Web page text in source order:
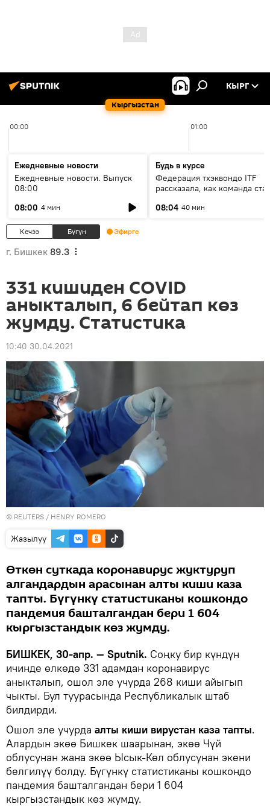
Кыргызстан
КЫРГ
00:00 01:00
Ежедневные новости
Ежедневные новости. Выпуск
08:00
08:00 4 мин
Будь в курсе
Федерация тхэквондо ITF
рассказала, как команда
08:04 40 мин
Кечээ Бүгүн Эфирге
г. Бишкек 89.3
331 кишиден COVID
аныкталып, 6 бейтап көз
жумду. Статистика
10:40 30.04.2021
© REUTERS / HENRY ROMERO
Жазылуу
Өткөн суткада коронавирус жуктуруп
алгандардын арасынан алты киши каза
тапты. Бүгүнкү статистиканы кошкондо
пандемия башталгандан бери 1 604
кыргызстандык көз жумду.
БИШКЕК, 30-апр. — Sputnik. Соңку бир күндүн
ичинде өлкөдө 331 адамдан коронавирус
аныкталып, ошол эле учурда 268 киши айыгып
чыкты. Бул туурасында Республикалык штаб
билдирди.
Ошол эле учурда алты киши вирустан каза тапты.
Алардын экөө Бишкек шаарынан, экөө Чүй
облусунан жана экөө Ысык-Көл облусунан экени
белгилүү болду. Бүгүнкү статистиканы кошкондо
пандемия башталгандан бери 1 604
кыргызстандык көз жумду.